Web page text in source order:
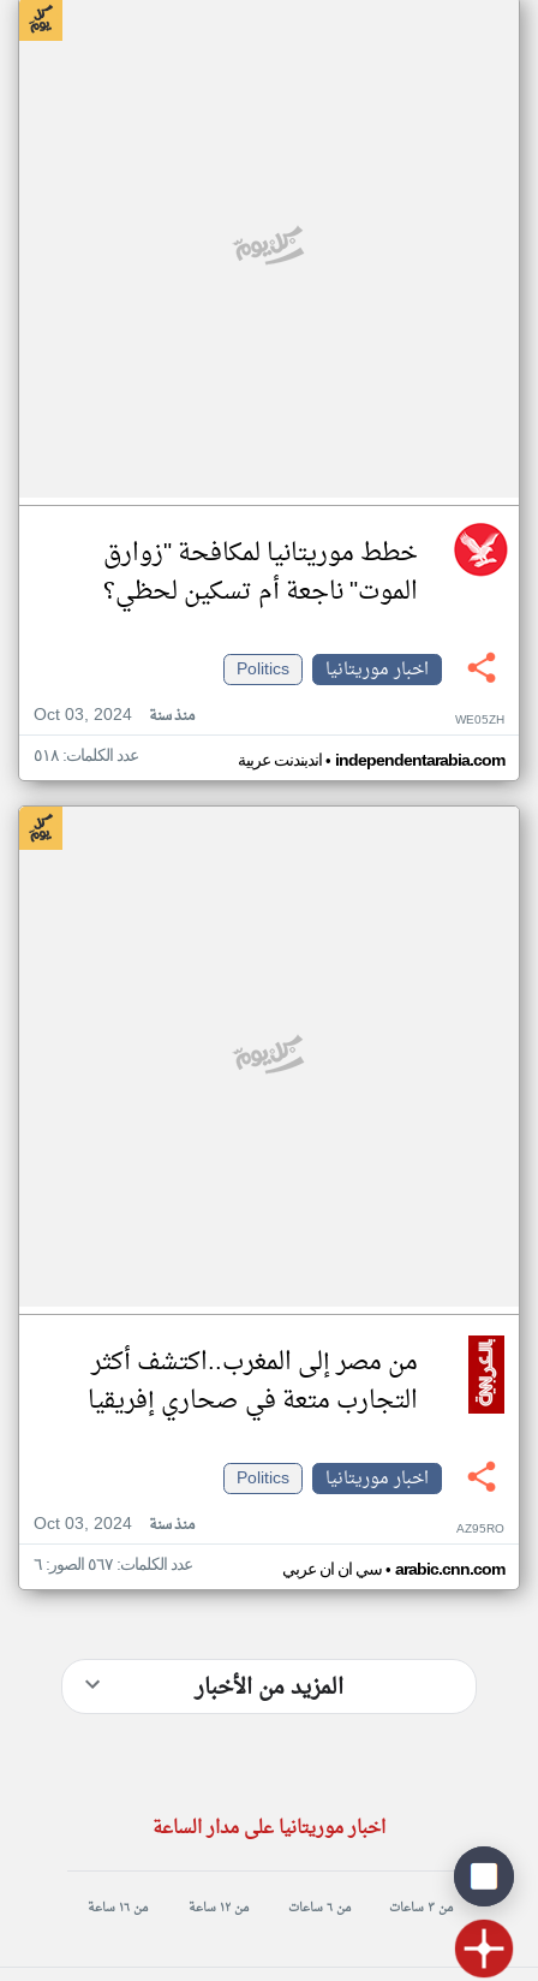
خطط موريتانيا لمكافحة "زوارق
الموت" ناجعة أم تسكين لحظي؟
اخبار موريتانيا
Politics
Oct 03, 2024
منذ سنة WE05ZH
اندبندنت عربية• independentarabia.com عدد الكلمات: ٥١٨
من مصر إلى المغرب..اكتشف أكثر
التجارب متعة في صحاري إفريقيا
اخبار موريتانيا
Politics
Oct 03, 2024
منذ سنة AZ95RO
سي ان ان عربي• arabic.cnn.com عدد الكلمات: ٥٦٧ الصور: ٦
المزيد من الأخبار
اخبار موريتانيا على مدار الساعة
من ٣ ساعات من ٦ ساعات من ١٢ ساعة من ١٦ ساعة